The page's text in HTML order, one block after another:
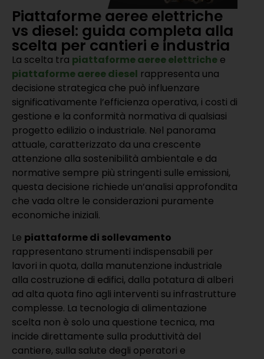
Piattaforme aeree elettriche
vs diesel: guida completa alla
scelta per cantieri e industria
La scelta tra piattaforme aeree elettriche e
piattaforme aeree diesel rappresenta una
decisione strategica che può influenzare
significativamente l’efficienza operativa, i costi di
gestione e la conformità normativa di qualsiasi
progetto edilizio o industriale. Nel panorama
attuale, caratterizzato da una crescente
attenzione alla sostenibilità ambientale e da
normative sempre più stringenti sulle emissioni,
questa decisione richiede un’analisi approfondita
che vada oltre le considerazioni puramente
economiche iniziali.
Le piattaforme di sollevamento
rappresentano strumenti indispensabili per
lavori in quota, dalla manutenzione industriale
alla costruzione di edifici, dalla potatura di alberi
ad alta quota fino agli interventi su infrastrutture
complesse. La tecnologia di alimentazione
scelta non è solo una questione tecnica, ma
incide direttamente sulla produttività del
cantiere, sulla salute degli operatori e